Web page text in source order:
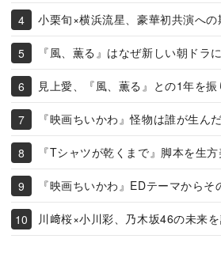
小栗旬×横浜流星、豪華初共演への
『風、薫る』はなぜ新しい朝ドラ
見上愛、『風、薫る』との1年を振
『映画ちいかわ』怪物は誰が生ん
『Tシャツが乾くまで』脚本を生
『映画ちいかわ』EDテーマからそ
川﨑桜×小川彩、乃木坂46の未来を